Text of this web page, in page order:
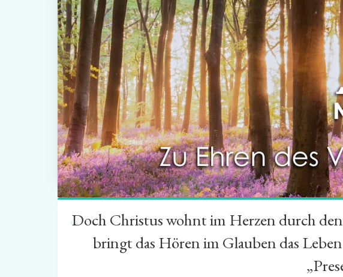
“
Doch Christus wohnt im Herzen durch
bringt das Hören im Glauben das